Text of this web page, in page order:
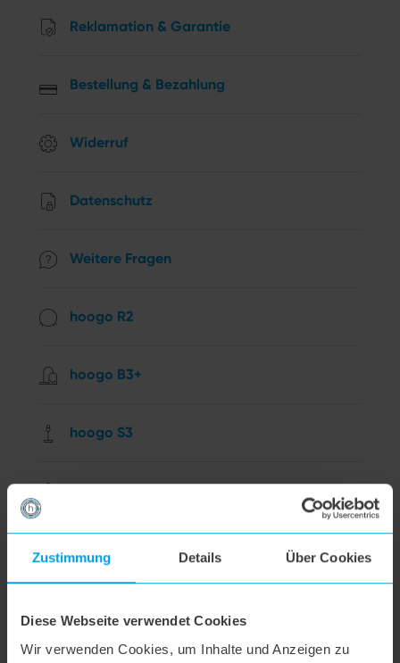
Zustimmung Details Über Cookies
Diese Webseite verwendet Cookies
Wir verwenden Cookies, um Inhalte und Anzeigen zu
Reklamation & Garantie
Bestellung & Bezahlung
Widerruf
Datenschutz
Weitere Fragen
hoogo R2
hoogo B3+
hoogo S3
hoogo S4
hoogo S5+